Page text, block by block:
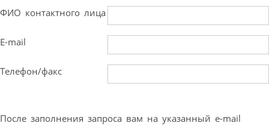
ФИО контактного лица
E-mail
Телефон/факс
После заполнения запроса вам на указанный e-mail